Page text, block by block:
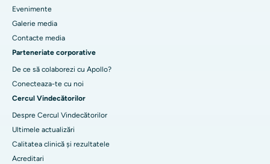
Evenimente
Galerie media
Contacte media
Parteneriate corporative
De ce să colaborezi cu Apollo?
Conecteaza-te cu noi
Cercul Vindecătorilor
Despre Cercul Vindecătorilor
Ultimele actualizări
Calitatea clinică și rezultatele
Acreditari